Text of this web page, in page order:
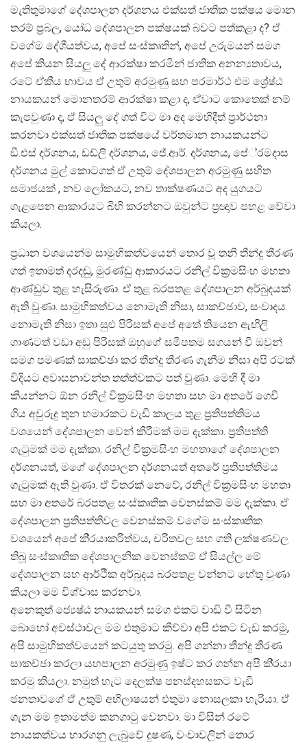
මැතිතුමාගේ දේශපාලන දර්ශනය එක්සත් ජාතික පක්ෂය මොන
තරම් ප‍්‍රබල, යෝධ දේශපාලන පක්ෂයක් බවට පත්කළා ද? ඒ
වගේම දේශීයත්වය, අපේ සංස්කෘතින්, අපේ උරුමයන් සමග
අපේ කියන සියලු දේ ආරක්ෂා කරමින් ජාතික අනන්‍යතාවය,
රටේ ඒකීය භාවය ඒ උතුම් අරමුණු සහ පරමාර්ථ එම ශ්‍රේෂ්ඨ
නායකයන් මොනතරම් ආරක්ෂා කළා ද, ඒවාට කොතෙක් නම්
කැපවුණා ද, ඒ සියලු දේ ගත් විට මා අද මෙහිදීත් ප‍්‍රාර්ථනා
කරනවා එක්සත් ජාතික පක්ෂයේ වර්තමාන නායකයන්ට
ඞී.එස් දර්ශනය, ඩඩ්ලි දර්ශනය, ජේ.ආර්. දර්ශනය, පේ‍්‍රමදාස
දර්ශනය මුල් කොටගත් ඒ උතුම් දේශපාලන අරමුණු සහිත
සමාජයක් , නව ලෝකයට, නව තාක්ෂණයට අද යුගයට
ගැළපෙන ආකාරයට බිහි කරන්නට ඔවුන්ට ප‍්‍රඥාව පහළ වේවා
කියලා.
ප‍්‍රධාන වශයෙන්ම සාමුහිකත්වයෙන් තොර වූ තනි තීන්දු තීරණ
ගත් ඉතාමත් දරදඬු, මුරණ්ඩු ආකාරයට රනිල් වික‍්‍රමසිංහ මහතා
ආණ්ඩුව තුළ හැසිරුණා. ඒ තුළ බරපතළ දේශපාලන අර්බුදයක්
ඇති වුණා. සාමුහිකත්වය නොමැති නිසා, සාකච්ඡාව, සංවාදය
නොමැති නිසා ඉතා සුළු පිරිසක් අපේ අතේ තියෙන ඇඟිලි
ගාණටත් වඩා අඩු පිරිසක් ඔහුගේ සමීපතම සගයන් වී ඔවුන්
සමග පමණක් සාකච්ඡා කර තීන්දු තීරණ ගැනීම නිසා අපි රටක්
විදියට අවාසනාවන්ත තත්ත්වකට පත් වුණා. මෙහි දී මා
කියන්නට ඕන රනිල් වික‍්‍රමසිංහ මහතා සහ මා අතරේ ගෙවී
ගිය අවුරුදු තුන හමාරකට වැඩි කාලය තුළ ප‍්‍රතිපත්තිමය
වශයෙන් දේශපාලන වෙන් කිරීමක් මම දැක්කා. ප‍්‍රතිපත්ති
ගැටුමක් මම දැක්කා. රනිල් වික‍්‍රමසිංහ මහතාගේ දේශපාලන
දර්ශනයත්, මගේ දේශපාලන දර්ශනයත් අතරේ ප‍්‍රතිපත්තිමය
ගැටුමක් ඇති වුණා. ඒ විතරක් නෙවේ, රනිල් වික‍්‍රමසිංහ මහතා
සහ මා අතරේ බරපතළ සංස්කෘතික වෙනස්කම් මම දැක්කා. ඒ
දේශපාලන ප‍්‍රතිපත්තිවල වෙනස්කම් වගේම සංස්කෘතික
වශයෙන් අපේ කි‍්‍රයාකරිත්වය, චරිතවල සහ ගති ලක්ෂණවල
තිබූ සංස්කෘතික දේශපාලනික වෙනස්කම් ඒ සියල්ල මේ
දේශපාලන සහ ආර්ථික අර්බුදය බරපතළ වන්නට හේතු වුණා
කියලා මම විශ්වාස කරනවා.
අනෙකුත් ජ්‍යෙෂ්ඨ නායකයන් සමග එකට වාඩි වී සිටින
බොහෝ අවස්ථාවල මම එතුමාට කිව්වා අපි එකට වැඩ කරමු,
අපි සාමුහිකත්වයෙන් කටයුතු කරමු. අපි ගන්නා තීන්දු තීරණ
සාකච්ඡා කරලා යහපාලන අරමුණු ඉෂ්ට කර ගන්න අපි කි‍්‍රයා
කරමු කියලා. නමුත් හැට දෙලක්ෂ පනස්දහසකට වැඩි
ජනතාවගේ ඒ උතුම් අභිලාෂයන් එතුමා නොසලකා හැරියා. ඒ
ගැන මම ඉතාමත්ම කනගාටු වෙනවා. මා විසින් රටේ
නායකත්වය භාරගනු ලැබුවේ දුෂණ, වංචාවලින් තොර